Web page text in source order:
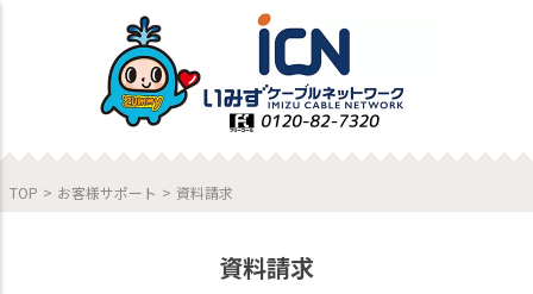
TOP > お客様サポート > 資料請求
資料請求